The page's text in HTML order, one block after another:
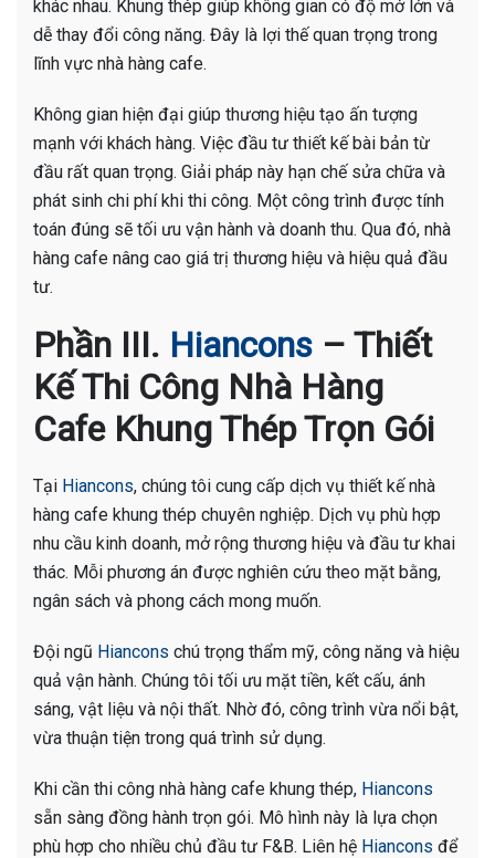
khác nhau. Khung thép giúp không gian có độ mở lớn và
dễ thay đổi công năng. Đây là lợi thế quan trọng trong
lĩnh vực nhà hàng cafe.
Không gian hiện đại giúp thương hiệu tạo ấn tượng
mạnh với khách hàng. Việc đầu tư thiết kế bài bản từ
đầu rất quan trọng. Giải pháp này hạn chế sửa chữa và
phát sinh chi phí khi thi công. Một công trình được tính
toán đúng sẽ tối ưu vận hành và doanh thu. Qua đó, nhà
hàng cafe nâng cao giá trị thương hiệu và hiệu quả đầu
tư.
Phần III. Hiancons – Thiết
Kế Thi Công Nhà Hàng
Cafe Khung Thép Trọn Gói
Tại Hiancons, chúng tôi cung cấp dịch vụ thiết kế nhà
hàng cafe khung thép chuyên nghiệp. Dịch vụ phù hợp
nhu cầu kinh doanh, mở rộng thương hiệu và đầu tư khai
thác. Mỗi phương án được nghiên cứu theo mặt bằng,
ngân sách và phong cách mong muốn.
Đội ngũ Hiancons chú trọng thẩm mỹ, công năng và hiệu
quả vận hành. Chúng tôi tối ưu mặt tiền, kết cấu, ánh
sáng, vật liệu và nội thất. Nhờ đó, công trình vừa nổi bật,
vừa thuận tiện trong quá trình sử dụng.
Khi cần thi công nhà hàng cafe khung thép, Hiancons
sẵn sàng đồng hành trọn gói. Mô hình này là lựa chọn
phù hợp cho nhiều chủ đầu tư F&B. Liên hệ Hiancons để